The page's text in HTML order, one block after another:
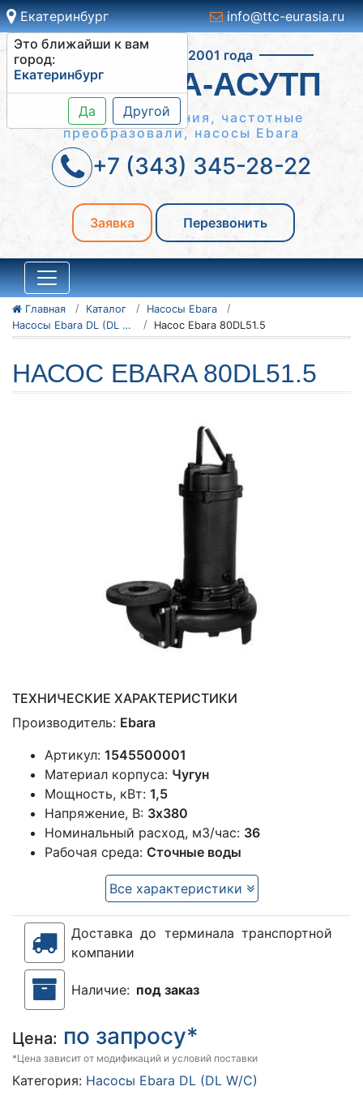
Екатеринбург
Это ближайши к вам
город:
Екатеринбург
Да Другой
info@ttc-eurasia.ru
Работаем с 2001 года
СИСТЕМА-АСУТП
Шкафы управления, частотные
преобразовали, насосы Ebara
+7 (343) 345-28-22
Заявка Перезвонить
Главная Каталог
Насосы Ebara
Насосы Ebara DL (DL W/C)
Насос Ebara 80DL51.5
НАСОС EBARA 80DL51.5
ТЕХНИЧЕСКИЕ ХАРАКТЕРИСТИКИ
Производитель: Ebara
Артикул: 1545500001
Материал корпуса: Чугун
Мощность, кВт: 1,5
Напряжение, В: 3х380
Номинальный расход, м3/час: 36
Рабочая среда: Сточные воды
Все характеристики
Доставка до терминала транспортной
компании
Наличие: под заказ
Цена: по запросу*
*Цена зависит от модификаций и условий поставки
Категория: Насосы Ebara DL (DL W/C)